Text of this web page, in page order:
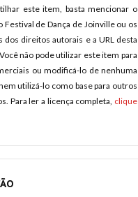
este item, basta mencionar o
Festival de Dança de Joinville ou os
dos direitos autorais e a URL desta
não pode utilizar este item para
ou modificá-lo de nenhuma
utilizá-lo como base para outros
Para ler a licença completa, clique